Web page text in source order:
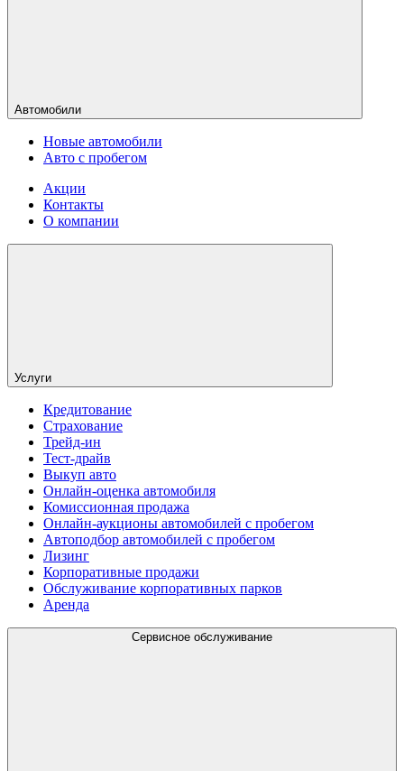
Автомобили
Новые автомобили
Авто с пробегом
Акции
Контакты
О компании
Услуги
Кредитование
Страхование
Трейд-ин
Тест-драйв
Выкуп авто
Онлайн-оценка автомобиля
Комиссионная продажа
Онлайн-аукционы автомобилей с пробегом
Автоподбор автомобилей с пробегом
Лизинг
Корпоративные продажи
Обслуживание корпоративных парков
Аренда
Сервисное обслуживание